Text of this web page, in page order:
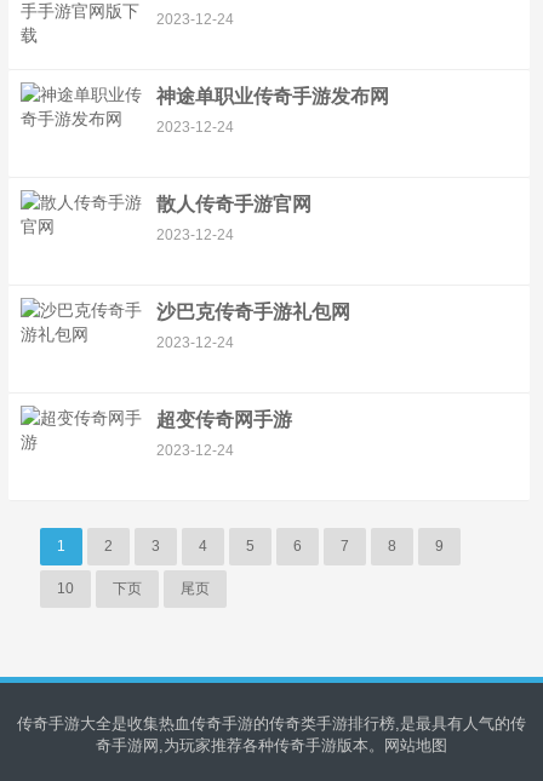
2023-12-24
神途单职业传奇手游发布网
2023-12-24
散人传奇手游官网
2023-12-24
沙巴克传奇手游礼包网
2023-12-24
超变传奇网手游
2023-12-24
1 2 3 4 5 6 7 8 9
10 下页 尾页
传奇手游大全是收集热血传奇手游的传奇类手游排行榜,是最具有人气的传
奇手游网,为玩家推荐各种传奇手游版本。
网站地图